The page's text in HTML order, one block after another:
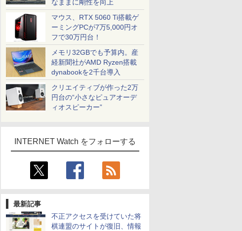
なままに剛性を向上
マウス、RTX 5060 Ti搭載ゲ
ーミングPCが7万5,000円オ
フで30万円台！
メモリ32GBでも予算内。産
経新聞社がAMD Ryzen搭載
dynabookを2千台導入
クリエイティブが作った2万
円台の“小さなピュアオーデ
ィオスピーカー”
INTERNET Watch をフォローする
最新記事
不正アクセスを受けていた将
棋連盟のサイトが復旧、情報